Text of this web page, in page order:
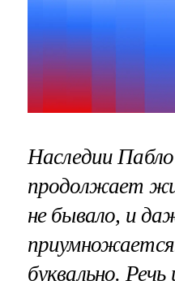
Наследии
продолжает
не бывало, и
буквально.